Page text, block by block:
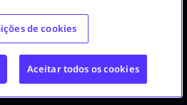
de cookies
Aceitar todos os cookies